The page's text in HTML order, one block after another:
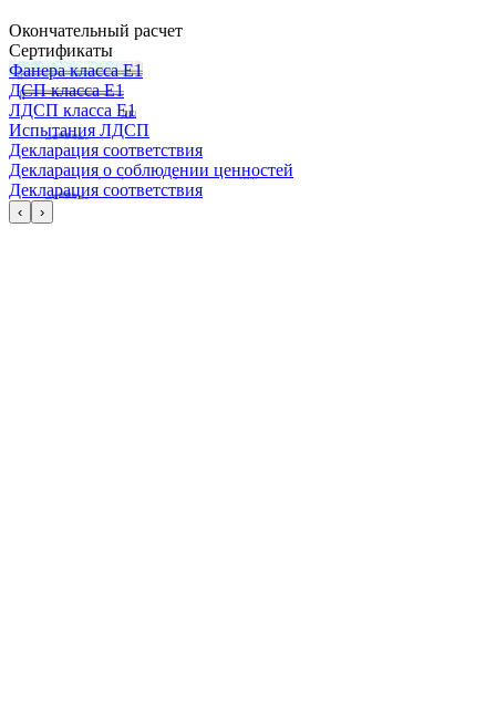
Окончательный расчет
Сертификаты
Фанера класса Е1
ДСП класса Е1
ЛДСП класса Е1
Испытания ЛДСП
Декларация соответствия
Декларация о соблюдении ценностей
Декларация соответствия
‹ ›